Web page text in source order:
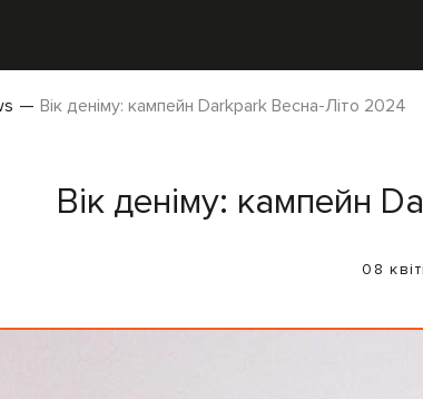
Вік деніму: кампейн Darkpark Весна-Літо 2024
Вік деніму: кампейн
08